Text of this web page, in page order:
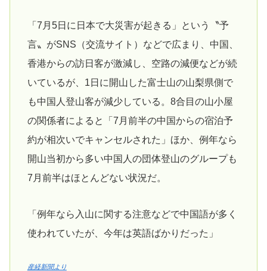
「7月5日に日本で大災害が起きる」という〝予
言〟がSNS（交流サイト）などで広まり、中国、
香港からの訪日客が激減し、空路の減便などが続
いているが、1日に開山した富士山の山梨県側で
も中国人登山客が減少している。8合目の山小屋
の関係者によると「7月前半の中国からの宿泊予
約が相次いでキャンセルされた」ほか、例年なら
開山当初から多い中国人の団体登山のグループも
7月前半はほとんどない状況だ。
「例年なら入山に関する注意などで中国語が多く
使われていたが、今年は英語ばかりだった」
産経新聞より